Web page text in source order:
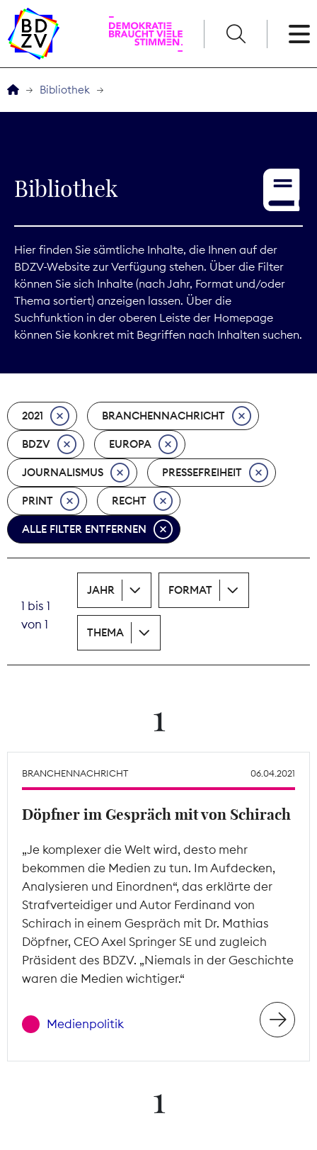
Service
Digitales
Kommunikation
Marktdaten
Nachhaltigkeit
Nachwuchs
Nova Award
Pressefreiheit
Print
Recht
Tarifpolitik
Theodor-Wolff-Preis
Mitgliederbereich
Bibliothek
Bibliothek
Hier finden Sie sämtliche Inhalte, die Ihnen auf der
BDZV-Website zur Verfügung stehen. Über die Filter
können Sie sich Inhalte (nach Jahr, Format und/oder
Thema sortiert) anzeigen lassen. Über die
Suchfunktion in der oberen Leiste der Homepage
können Sie konkret mit Begriffen nach Inhalten suchen.
2021 BRANCHENNACHRICHT
BDZV EUROPA
JOURNALISMUS PRESSEFREIHEIT
PRINT RECHT
ALLE FILTER ENTFERNEN
1 bis 1
von 1
JAHR FORMAT
THEMA
1
BRANCHENNACHRICHT 06.04.2021
Döpfner im Gespräch mit von Schirach
„Je komplexer die Welt wird, desto mehr
bekommen die Medien zu tun. Im Aufdecken,
Analysieren und Einordnen“, das erklärte der
Strafverteidiger und Autor Ferdinand von
Schirach in einem Gespräch mit Dr. Mathias
Döpfner, CEO Axel Springer SE und zugleich
Präsident des BDZV. „Niemals in der Geschichte
waren die Medien wichtiger.“
Medienpolitik
1